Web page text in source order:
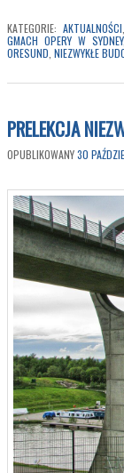
KATEGORIE: AKTUALNOŚCI
GMACH OPERY W SYDNEY,
ORESUND NIEZWYKŁE
PRELEKCJA
OPUBLIKOWANY30